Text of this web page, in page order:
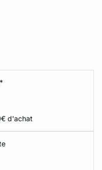
d'achat